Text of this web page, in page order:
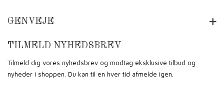
GENVEJE
TILMELD NYHEDSBREV
Tilmeld dig vores nyhedsbrev og modtag eksklusive tilbud og
nyheder i shoppen. Du kan til en hver tid afmelde igen.